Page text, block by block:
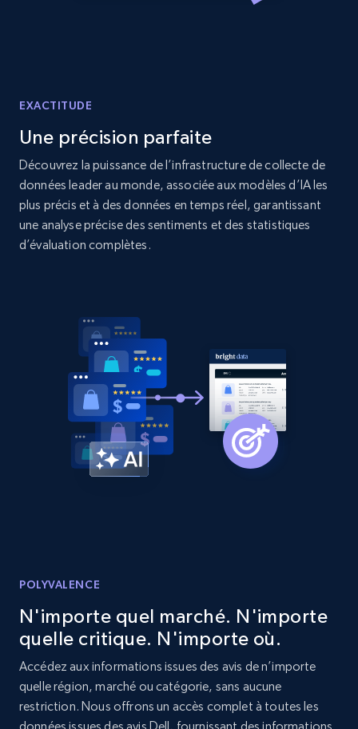
Title, Seller name, Brand, Description, Initial
price, Currency, Availability, Reviews count, and
more.
2.1K+ 375+ Commencer
Title, Seller name, Brand, Description, Initial
price, Currency, Availability, Reviews count, and
2.1K+ 375+ Commencer
Amazon products global dataset - Collect
Etsy
URL, Product id, Listing inventory id, Title, Rating,
Reviews count shop, Reviews count item, Initial
EXACTITUDE
Une précision parfaite
Découvrez la puissance de l’infrastructure de collecte de
données leader au monde, associée aux modèles d’IA les
plus précis et à des données en temps réel, garantissant
une analyse précise des sentiments et des statistiques
d’évaluation complètes.
POLYVALENCE
N'importe quel marché. N'importe
quelle critique. N'importe où.
Accédez aux informations issues des avis de n’importe
quelle région, marché ou catégorie, sans aucune
restriction. Nous offrons un accès complet à toutes les